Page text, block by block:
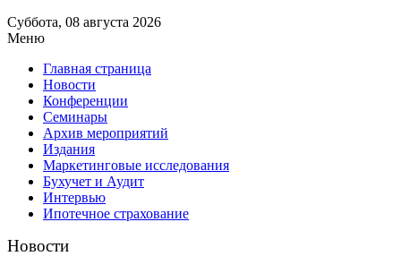
Суббота, 08 августа 2026
Меню
Главная страница
Новости
Конференции
Семинары
Архив мероприятий
Издания
Маркетинговые исследования
Бухучет и Аудит
Интервью
Ипотечное страхование
Новости